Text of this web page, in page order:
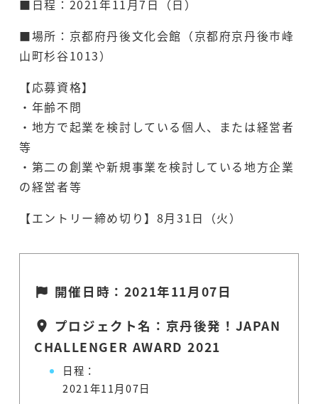
■日程：2021年11月7日（日）
■場所：京都府丹後文化会館（京都府京丹後市峰
山町杉谷1013）
【応募資格】
・年齢不問
・地方で起業を検討している個人、または経営者
等
・第二の創業や新規事業を検討している地方企業
の経営者等
【エントリー締め切り】8月31日（火）
開催日時：2021年11月07日
プロジェクト名：京丹後発！JAPAN
CHALLENGER AWARD 2021
日程：
2021年11月07日